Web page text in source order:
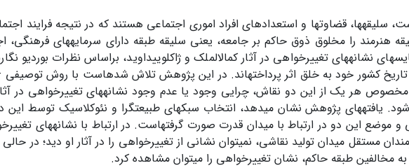
سلیقه­ها، قضاوت­ها و استعدادهای افراد اموری اجتماعی هستند که در نتیجه فرایند
را مخلوق ذوق حاکم بر جامعه، یعنی سلیقه طبقه دارای سرمایه­های فرهنگی،
کشور خود به خلق اثر پرداخته­اند. در این پژوهش تلاش شده­است با روش توصیفی
هر یک از این دو نقاش، چرایی وجود یا عدم وجود نشانه­های تغییر­خواهی در
. یافته­های پژوهش نشان می­دهد، انتخاب سبک­های طبیعت­گرا و نئوکلاسیک توسط این
موضع این دو در ارتباط با میدان قدرت صورت گرفته­است. در ارتباط با نشانه­های
مستقل میدان تولید نقاشی، نمی­توان نشانی از تغییر­خواهی را در آثار او دید؛ در حالی
مخالفین طبقه حاکم، نشان تغییر­خواهی را می­توان مشاهده کرد.